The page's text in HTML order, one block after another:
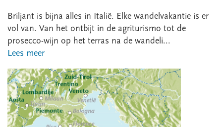
Briljant is bijna alles in Italië. Elke wandelvakantie is er
vol van. Van het ontbijt in de agriturismo tot de
prosecco-wijn op het terras na de wandeli...
Lees meer